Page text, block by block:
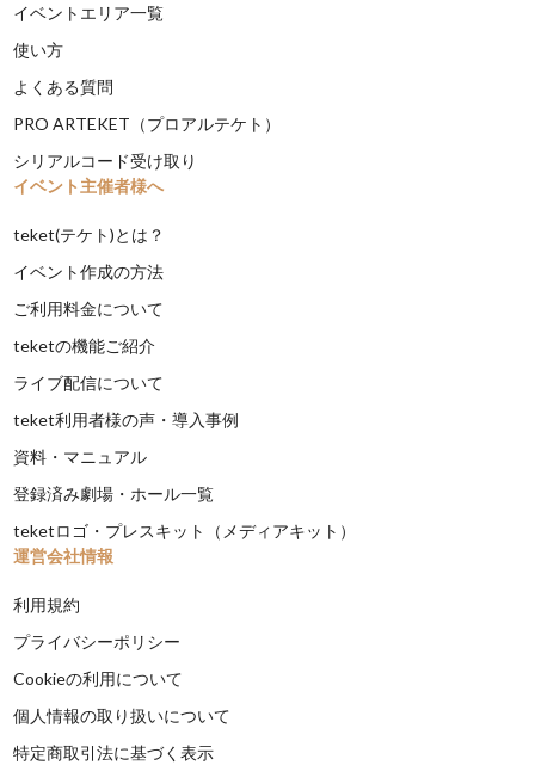
イベントエリア一覧
使い方
よくある質問
PRO ARTEKET（プロアルテケト）
シリアルコード受け取り
イベント主催者様へ
teket(テケト)とは？
イベント作成の方法
ご利用料金について
teketの機能ご紹介
ライブ配信について
teket利用者様の声・導入事例
資料・マニュアル
登録済み劇場・ホール一覧
teketロゴ・プレスキット（メディアキット）
運営会社情報
利用規約
プライバシーポリシー
Cookieの利用について
個人情報の取り扱いについて
特定商取引法に基づく表示